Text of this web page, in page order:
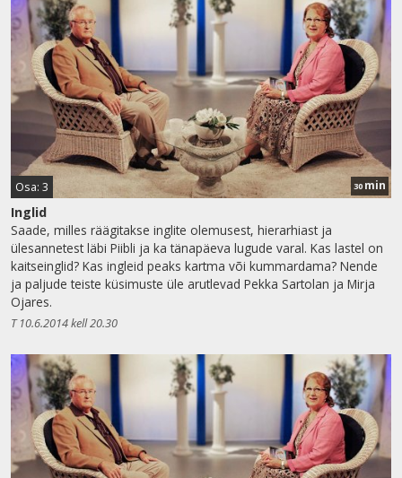
Osa: 3 30 min
Inglid
Saade, milles räägitakse inglite olemusest, hierarhiast ja
ülesannetest läbi Piibli ja ka tänapäeva lugude varal. Kas lastel on
kaitseinglid? Kas ingleid peaks kartma või kummardama? Nende
ja paljude teiste küsimuste üle arutlevad Pekka Sartolan ja Mirja
Ojares.
T 10.6.2014 kell 20.30